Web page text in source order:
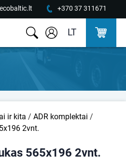
+370 37 311671
LT
ir kita / ADR komplektai /
2vnt.
565x196 2vnt.